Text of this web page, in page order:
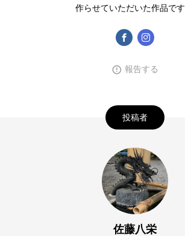
作らせていただいた作品です
報告する
投稿者
佐藤八栄